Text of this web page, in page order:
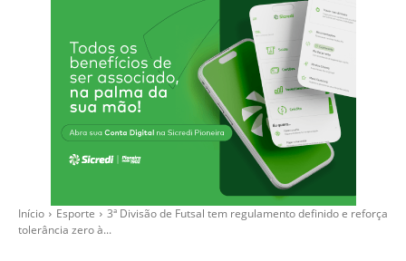
Início Esporte
3ª Divisão de Futsal tem regulamento definido e reforça
tolerância zero à...